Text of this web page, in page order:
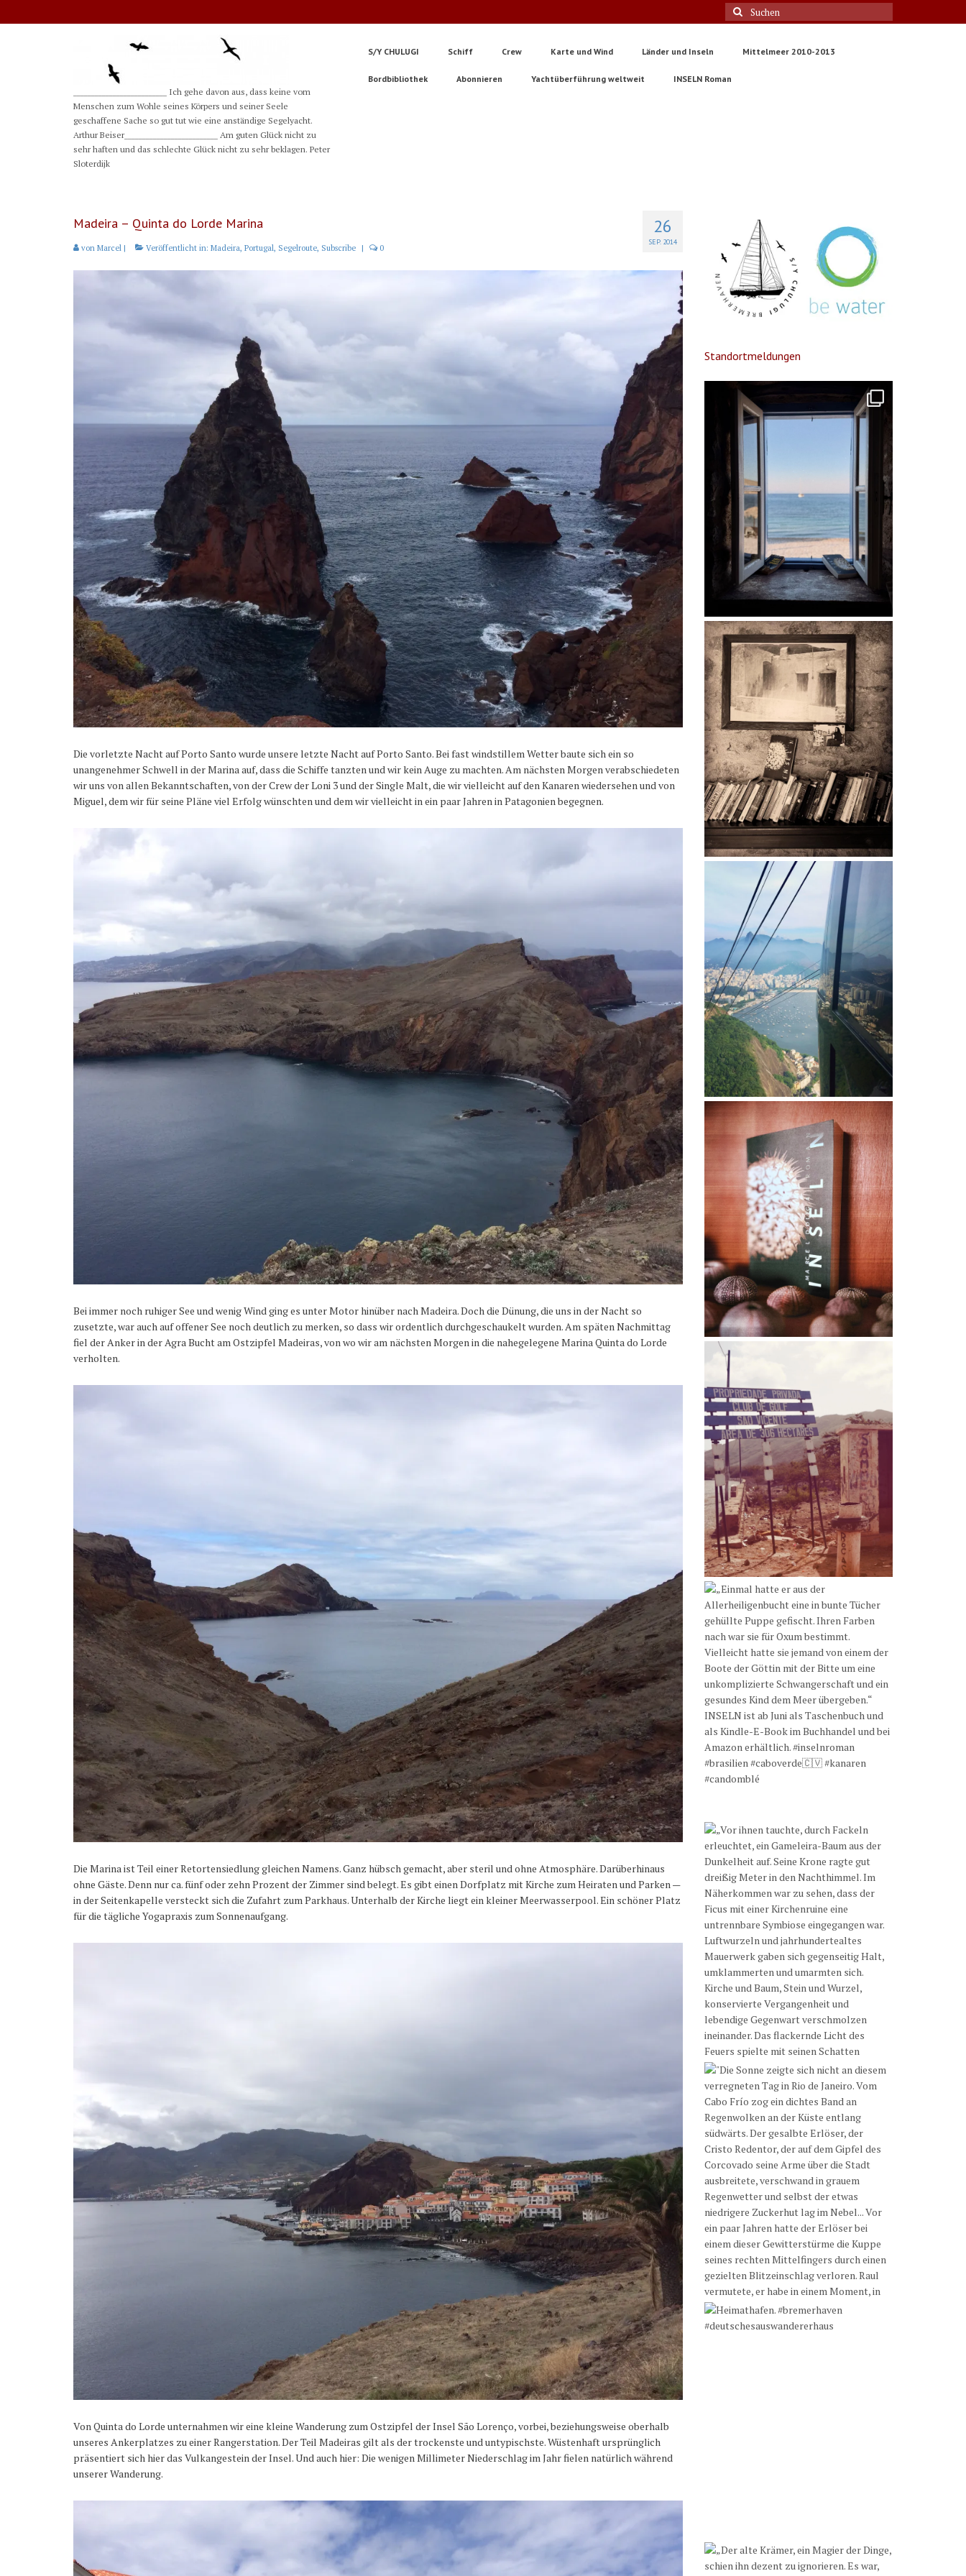
Suche
nach:
__________________________ Ich gehe davon aus, dass keine vom
Menschen zum Wohle seines Körpers und seiner Seele
geschaffene Sache so gut tut wie eine anständige Segelyacht.
Arthur Beiser__________________________ Am guten Glück nicht zu
sehr haften und das schlechte Glück nicht zu sehr beklagen. Peter
Sloterdijk
S/Y CHULUGI Schiff Crew Karte und Wind Länder und Inseln Mittelmeer 2010-2013
Bordbibliothek Abonnieren Yachtüberführung weltweit INSELN Roman
26
SEP. 2014
Madeira – Quinta do Lorde Marina
von Marcel | Veröffentlicht in: Madeira, Portugal, Segelroute, Subscribe | 0
Die vorletzte Nacht auf Porto Santo wurde unsere letzte Nacht auf Porto Santo. Bei fast windstillem Wetter baute sich ein so
unangenehmer Schwell in der Marina auf, dass die Schiffe tanzten und wir kein Auge zu machten. Am nächsten Morgen verabschiedeten
wir uns von allen Bekanntschaften, von der Crew der Loni 3 und der Single Malt, die wir vielleicht auf den Kanaren wiedersehen und von
Miguel, dem wir für seine Pläne viel Erfolg wünschten und dem wir vielleicht in ein paar Jahren in Patagonien begegnen.
Bei immer noch ruhiger See und wenig Wind ging es unter Motor hinüber nach Madeira. Doch die Dünung, die uns in der Nacht so
zusetzte, war auch auf offener See noch deutlich zu merken, so dass wir ordentlich durchgeschaukelt wurden. Am späten Nachmittag
fiel der Anker in der Agra Bucht am Ostzipfel Madeiras, von wo wir am nächsten Morgen in die nahegelegene Marina Quinta do Lorde
verholten.
Die Marina ist Teil einer Retortensiedlung gleichen Namens. Ganz hübsch gemacht, aber steril und ohne Atmosphäre. Darüberhinaus
ohne Gäste. Denn nur ca. fünf oder zehn Prozent der Zimmer sind belegt. Es gibt einen Dorfplatz mit Kirche zum Heiraten und Parken —
in der Seitenkapelle versteckt sich die Zufahrt zum Parkhaus. Unterhalb der Kirche liegt ein kleiner Meerwasserpool. Ein schöner Platz
für die tägliche Yogapraxis zum Sonnenaufgang.
Von Quinta do Lorde unternahmen wir eine kleine Wanderung zum Ostzipfel der Insel São Lorenço, vorbei, beziehungsweise oberhalb
unseres Ankerplatzes zu einer Rangerstation. Der Teil Madeiras gilt als der trockenste und untypischste. Wüstenhaft ursprünglich
präsentiert sich hier das Vulkangestein der Insel. Und auch hier: Die wenigen Millimeter Niederschlag im Jahr fielen natürlich während
unserer Wanderung.
Standortmeldungen